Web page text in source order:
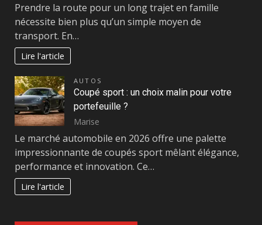
Prendre la route pour un long trajet en famille
nécessite bien plus qu’un simple moyen de
transport. En…
Lire l'article
AUTOS
Coupé sport : un choix malin pour votre
portefeuille ?
Marise
Le marché automobile en 2026 offre une palette
impressionnante de coupés sport mêlant élégance,
performance et innovation. Ce…
Lire l'article